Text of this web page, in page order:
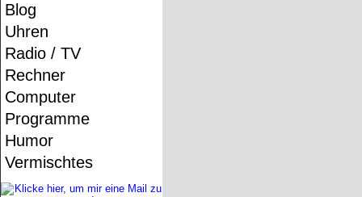
Blog
Uhren
Radio / TV
Rechner
Computer
Programme
Humor
Vermischtes